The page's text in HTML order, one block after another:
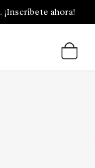
ahora!